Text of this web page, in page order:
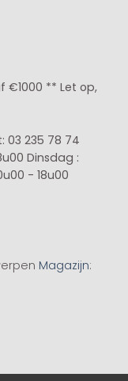
€1000 ** Let op,
03 235 78 74
Dinsdag :
- 18u00
Magazijn: